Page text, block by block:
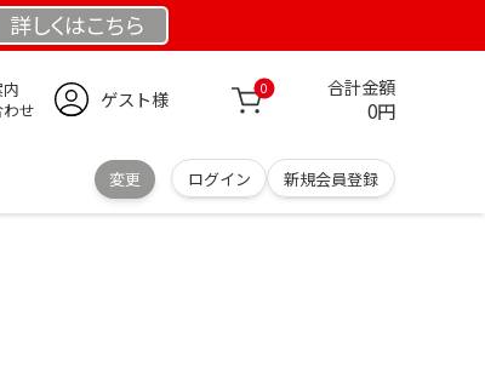
詳しくはこちら
せ
ゲスト様 0 合計金額
0円
変更 ログイン 新規会員登録